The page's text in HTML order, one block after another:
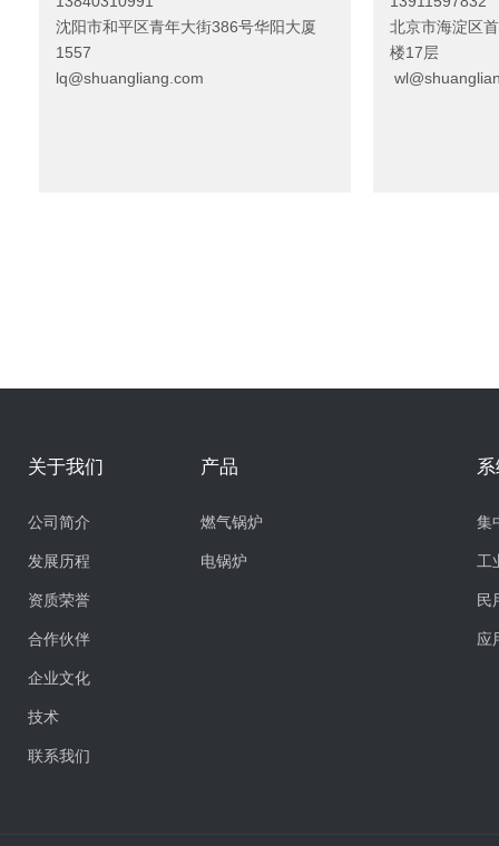
沈阳市和平区青年大街386号华阳大厦
1557
lq@shuangliang.com
北京市海淀区
楼17层
关于我们
公司简介
发展历程
资质荣誉
合作伙伴
企业文化
技术
联系我们
产品
燃气锅炉
电锅炉
集
工
民
应